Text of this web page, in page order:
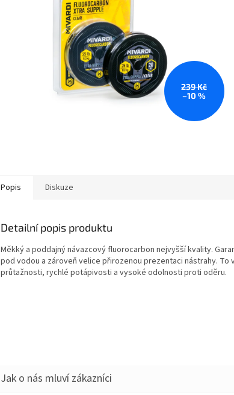
239 Kč
–10 %
Popis Diskuze
Detailní popis produktu
Měkký a poddajný návazcový fluorocarbon nejvyšší kvality.
pod vodou a zároveň velice přirozenou prezentaci nástrahy. To
průtažnosti, rychlé potápivosti a vysoké odolnosti proti oděru.